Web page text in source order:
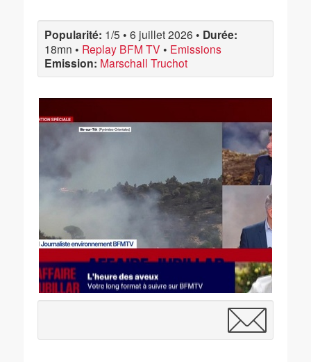
Popularité: 1/5 • 6 juillet 2026 • Durée:
18mn • Replay BFM TV • Emissions
Emission: Marschall Truchot